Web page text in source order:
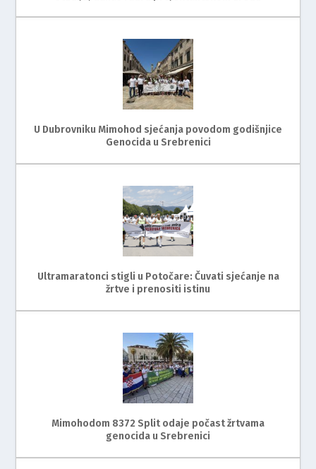
U Dubrovniku Mimohod sjećanja povodom godišnjice
Genocida u Srebrenici
Ultramaratonci stigli u Potočare: Čuvati sjećanje na
žrtve i prenositi istinu
Mimohodom 8372 Split odaje počast žrtvama
genocida u Srebrenici